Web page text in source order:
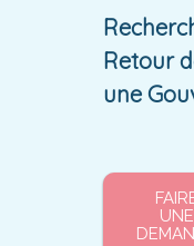
Retour
une
UNE